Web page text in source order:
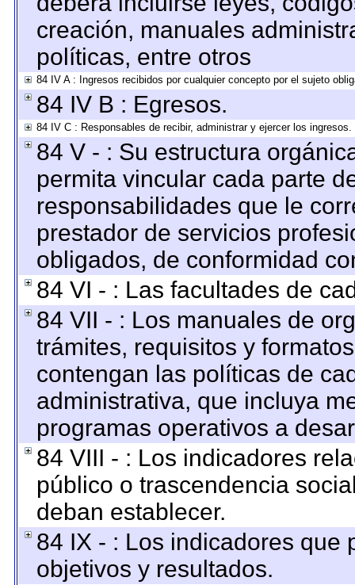
creación, manuales
políticas, entre otros
84 IV A : Ingresos recibidos por cualquier concepto por el sujeto
84 IV B : Egresos.
84 IV C : Responsables de recibir, administrar y ejercer los ingresos.
84 V - : Su estructura
permita vincular cada parte
responsabilidades que le
prestador de servicios
obligados, de conformidad
84 VI - : Las facultades de
84 VII - : Los manuales de
trámites, requisitos y
contengan las políticas de
administrativa, que incluya
programas operativos a
84 VIII - : Los indicadores
público o trascendencia
deban establecer.
84 IX - : Los indicadores que
objetivos y resultados.